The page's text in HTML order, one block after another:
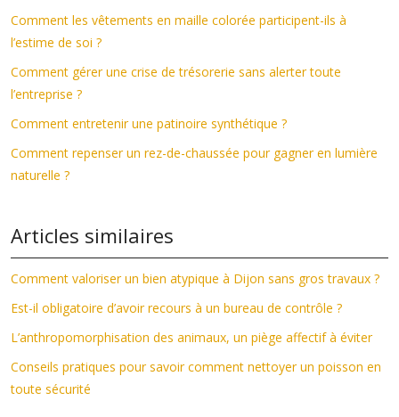
Comment les vêtements en maille colorée participent-ils à
l’estime de soi ?
Comment gérer une crise de trésorerie sans alerter toute
l’entreprise ?
Comment entretenir une patinoire synthétique ?
Comment repenser un rez-de-chaussée pour gagner en lumière
naturelle ?
Articles similaires
Comment valoriser un bien atypique à Dijon sans gros travaux ?
Est-il obligatoire d’avoir recours à un bureau de contrôle ?
L’anthropomorphisation des animaux, un piège affectif à éviter
Conseils pratiques pour savoir comment nettoyer un poisson en
toute sécurité